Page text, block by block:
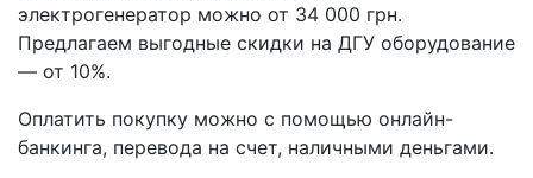
электрогенератор можно от 34 000 грн.
Предлагаем выгодные скидки на ДГУ оборудование
— от 10%.
Оплатить покупку можно с помощью онлайн-
банкинга, перевода на счет, наличными деньгами.